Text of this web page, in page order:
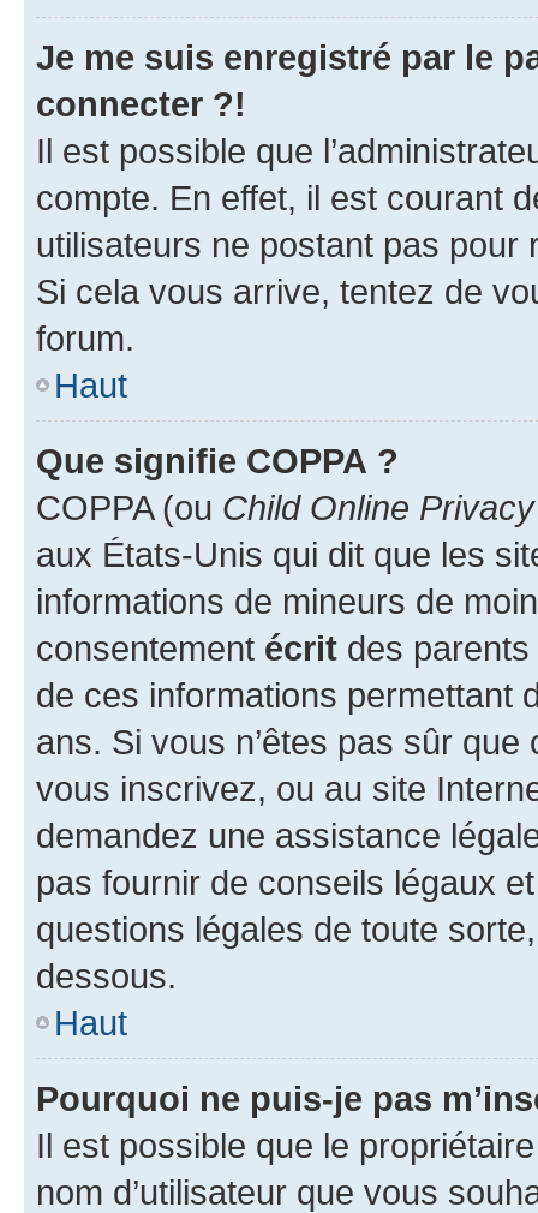
Je me suis enregistré par le
connecter ?!
Il est possible que
compte. En effet, il est courant
utilisateurs ne postant pas pour
Si cela vous arrive, tentez de
forum.
Haut
Que signifie COPPA ?
COPPA (ou Child Online
aux États-Unis qui dit que les
informations de mineurs de
consentement écrit des parents
de ces informations permettant
ans. Si vous n’êtes pas sûr
vous inscrivez, ou au site
demandez une assistance
pas fournir de conseils légaux
questions légales de toute
dessous.
Haut
Pourquoi ne puis-je pas
Il est possible que le
nom d’utilisateur que vous